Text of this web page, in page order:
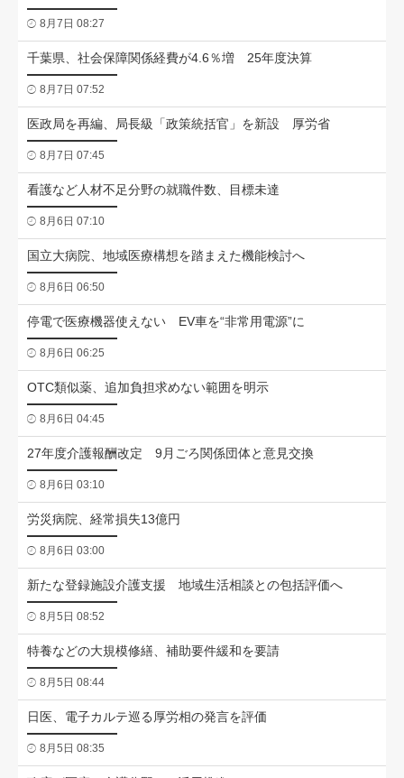
8月7日 08:27
千葉県、社会保障関係経費が4.6％増 25年度決算
8月7日 07:52
医政局を再編、局長級「政策統括官」を新設 厚労省
8月7日 07:45
看護など人材不足分野の就職件数、目標未達
8月6日 07:10
国立大病院、地域医療構想を踏まえた機能検討へ
8月6日 06:50
停電で医療機器使えない EV車を“非常用電源”に
8月6日 06:25
OTC類似薬、追加負担求めない範囲を明示
8月6日 04:45
27年度介護報酬改定 9月ごろ関係団体と意見交換
8月6日 03:10
労災病院、経常損失13億円
8月6日 03:00
新たな登録施設介護支援 地域生活相談との包括評価へ
8月5日 08:52
特養などの大規模修繕、補助要件緩和を要請
8月5日 08:44
日医、電子カルテ巡る厚労相の発言を評価
8月5日 08:35